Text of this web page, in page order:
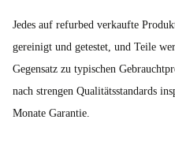
Jedes auf refurbed verkaufte
gereinigt und getestet, und Teile
Gegensatz zu typischen
nach strengen Qualitätsstandards
Monate Garantie.